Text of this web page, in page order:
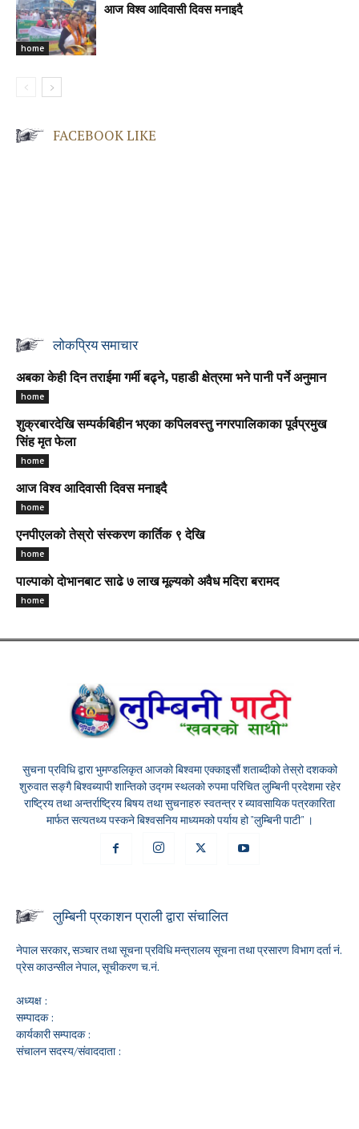
home
आज विश्व आदिवासी दिवस मनाइदै
FACEBOOK LIKE
लोकप्रिय समाचार
अबका केही दिन तराईमा गर्मी बढ्ने, पहाडी क्षेत्रमा भने पानी पर्ने अनुमान
home
शुक्रबारदेखि सम्पर्कबिहीन भएका कपिलवस्तु नगरपालिकाका पूर्वप्रमुख
सिंह मृत फेला
home
आज विश्व आदिवासी दिवस मनाइदै
home
एनपीएलको तेस्रो संस्करण कार्तिक ९ देखि
home
पाल्पाकाे दाेभानबाट साढे ७ लाख मूल्यको अवैध मदिरा बरामद
home
सुचना प्रविधि द्वारा भुमण्डलिकृत आजको बिश्वमा एक्काइसौं शताब्दीको तेस्रो दशकको
शुरुवात सङ्गै बिश्वब्यापी शान्तिको उद्गम स्थलको रुपमा परिचित लुम्बिनी प्रदेशमा रहेर
राष्ट्रिय तथा अन्तर्राष्ट्रिय बिषय तथा सुचनाहरु स्वतन्त्र र ब्यावसायिक पत्रकारिता
मार्फत सत्यतथ्य पस्कने बिश्वसनिय माध्यमको पर्याय हो "लुम्बिनी पाटी" ।
लुम्बिनी प्रकाशन प्राली द्वारा संचालित
नेपाल सरकार, सञ्चार तथा सूचना प्रविधि मन्त्रालय सूचना तथा प्रसारण विभाग दर्ता नं.
प्रेस काउन्सील नेपाल, सूचीकरण च.नं.
अध्यक्ष :
सम्पादक :
कार्यकारी सम्पादक :
संचालन सदस्य/संवाददाता :